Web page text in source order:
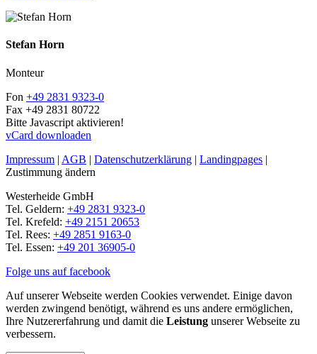
Stefan Horn
Monteur
Fon +49 2831 9323-0
Fax +49 2831 80722
Bitte Javascript aktivieren!
vCard downloaden
Impressum | AGB | Datenschutzerklärung | Landingpages |
Zustimmung ändern
Westerheide GmbH
Tel. Geldern: +49 2831 9323-0
Tel. Krefeld: +49 2151 20653
Tel. Rees: +49 2851 9163-0
Tel. Essen: +49 201 36905-0
Folge uns auf facebook
Auf unserer Webseite werden Cookies verwendet. Einige davon
werden zwingend benötigt, während es uns andere ermöglichen,
Ihre Nutzererfahrung und damit die Leistung unserer Webseite zu
verbessern.